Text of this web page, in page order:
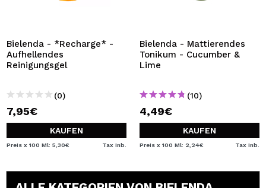
Bielenda - *Recharge* -
Aufhellendes
Reinigungsgel
(0)
7,95€
KAUFEN
Preis x 100 Ml: 5,30€ Tax Inb.
Bielenda - Mattierendes
Tonikum - Cucumber &
Lime
(10)
4,49€
KAUFEN
Preis x 100 Ml: 2,24€ Tax Inb.